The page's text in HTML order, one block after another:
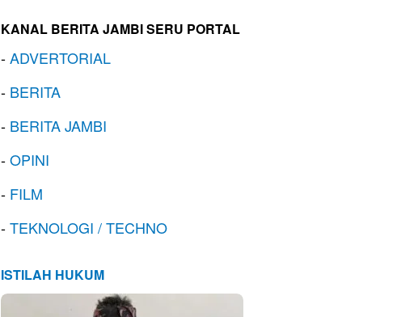
KANAL BERITA JAMBI SERU PORTAL
-ADVERTORIAL
- BERITA
- BERITA JAMBI
-OPINI
- FILM
-TEKNOLOGI / TECHNO
ISTILAH HUKUM